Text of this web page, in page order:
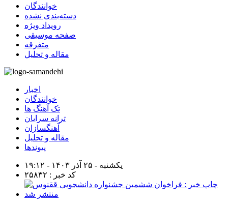
خوانندگان
دسته‌بندی نشده
رویداد ویژه
صفحه موسیقی
متفرقه
مقاله و تحلیل
اخبار
خوانندگان
تک آهنگ ها
ترانه سرایان
آهنگسازان
مقاله و تحلیل
پیوندها
یکشنبه - ۲۵ آذر ۱۴۰۳ - ۱۹:۱۲
کد خبر : ۲۵۸۳۲